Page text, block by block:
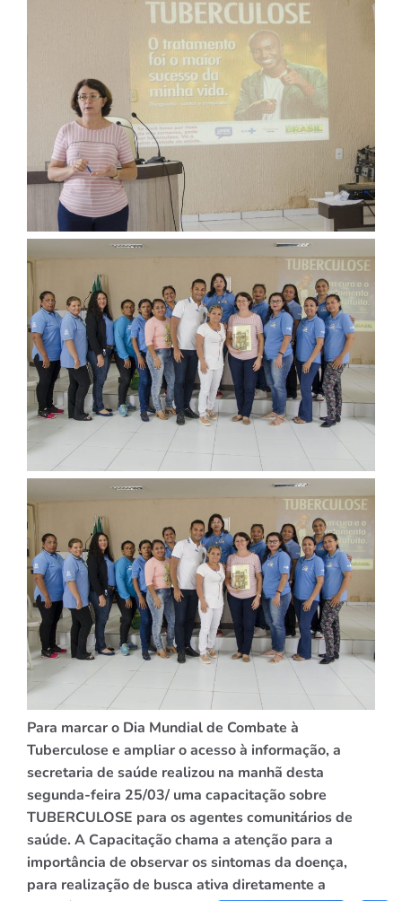
Para marcar o Dia Mundial de Combate à
Tuberculose e ampliar o acesso à informação, a
secretaria de saúde realizou na manhã desta
segunda-feira 25/03/ uma capacitação sobre
TUBERCULOSE para os agentes comunitários de
saúde. A Capacitação chama a atenção para a
importância de observar os sintomas da doença,
para realização de busca ativa diretamente a